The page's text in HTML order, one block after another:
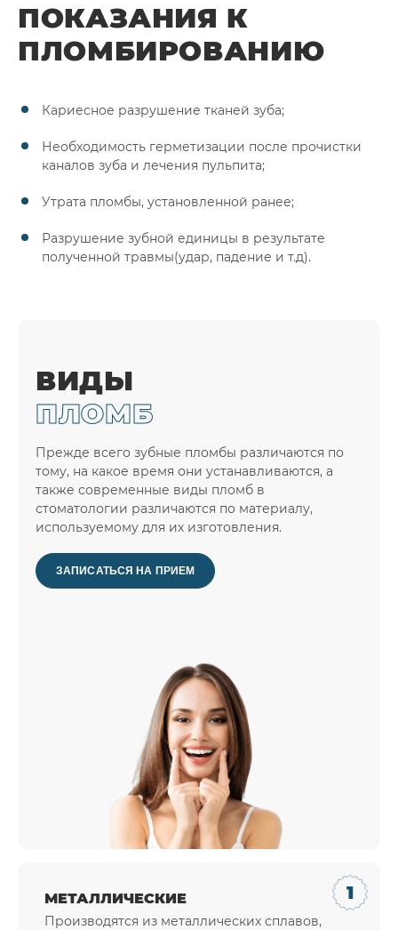
ПОКАЗАНИЯ К
ПЛОМБИРОВАНИЮ
Кариесное разрушение тканей зуба;
Необходимость герметизации после прочистки
каналов зуба и лечения пульпита;
Утрата пломбы, установленной ранее;
Разрушение зубной единицы в результате
полученной травмы(удар, падение и т.д).
ВИДЫ
ПЛОМБ
Прежде всего зубные пломбы различаются по
тому, на какое время они устанавливаются, а
также современные виды пломб в
стоматологии различаются по материалу,
используемому для их изготовления.
ЗАПИСАТЬСЯ НА ПРИЕМ
МЕТАЛЛИЧЕСКИЕ
Производятся из металлических сплавов,